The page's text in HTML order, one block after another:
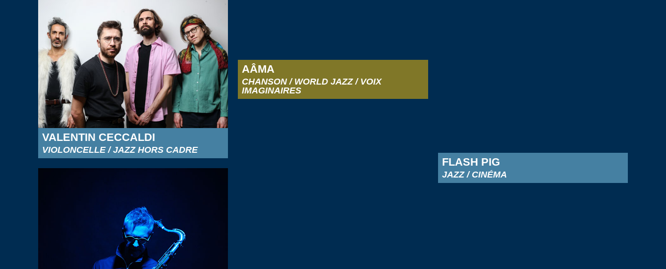
VALENTIN CECCALDI
VIOLONCELLE / JAZZ HORS CADRE
AÂMA
CHANSON / WORLD JAZZ / VOIX
IMAGINAIRES
FLASH PIG
JAZZ / CINÉMA